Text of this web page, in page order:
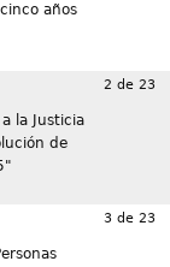
años
la Justicia
de
2 de 23
3 de 23